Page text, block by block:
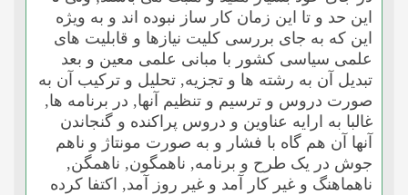
این حد و تا این زمان کار ساز نبوده اند و به ویژه
این که به جاى بررسى کلیت نیازها و قابلیت هاى
علمى سیاسى کشور با مبانى علمى معین و بعد
تبدیل آن به رشته ها و تجزیه, تحلیل و ترکیب آن به
صورت دروس و ترسیم و تنظیم آنها, در برنامه ها,
غالبا به ارایه عناوین و دروس پراکنده و گنجاندن
آنها آن هم گاه با فشار و به صورت مونتاژ و ناهم
جوش در یک طرح و برنامه, ناهمگون, ناهمگن,
ناهماهنگ و غیر کار آمد و غیر روز آمد, اکتفا کرده